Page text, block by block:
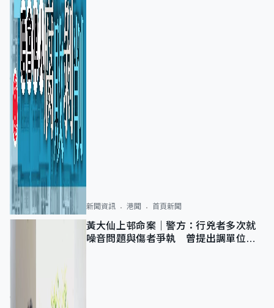
新聞資訊 港聞 首頁新聞
黃大仙上邨命案｜警方：行兇者多次就
噪音問題與傷者爭執 曾提出調單位已